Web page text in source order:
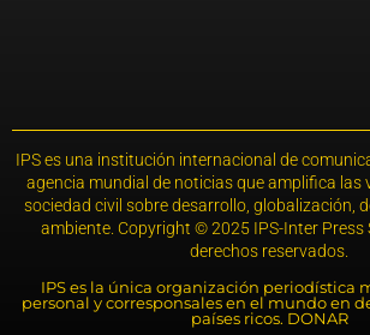
IPS es una institución internacional de
agencia mundial de noticias que amplifica las
sociedad civil sobre desarrollo, globalización,
ambiente. Copyright © 2025 IPS-Inter Press
derechos reservados.
IPS es la única organización periodística
personal y corresponsales en el mundo en
países ricos. DONAR